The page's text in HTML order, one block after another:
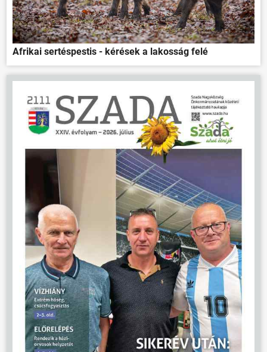
Afrikai sertéspestis - kérések a lakosság felé